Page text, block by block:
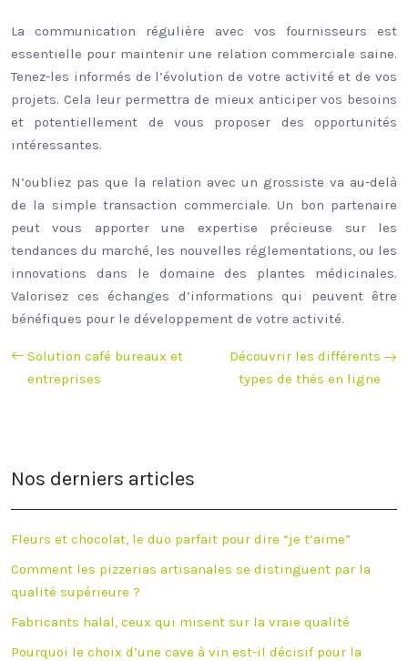
La communication régulière avec vos fournisseurs est
essentielle pour maintenir une relation commerciale saine.
Tenez-les informés de l’évolution de votre activité et de vos
projets. Cela leur permettra de mieux anticiper vos besoins
et potentiellement de vous proposer des opportunités
intéressantes.
N’oubliez pas que la relation avec un grossiste va au-delà
de la simple transaction commerciale. Un bon partenaire
peut vous apporter une expertise précieuse sur les
tendances du marché, les nouvelles réglementations, ou les
innovations dans le domaine des plantes médicinales.
Valorisez ces échanges d’informations qui peuvent être
bénéfiques pour le développement de votre activité.
Solution café bureaux et
entreprises
Découvrir les différents
types de thés en ligne
Nos derniers articles
Fleurs et chocolat, le duo parfait pour dire “je t’aime”
Comment les pizzerias artisanales se distinguent par la
qualité supérieure ?
Fabricants halal, ceux qui misent sur la vraie qualité
Pourquoi le choix d’une cave à vin est-il décisif pour la